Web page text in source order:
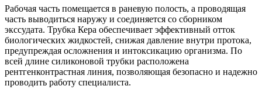
Рабочая часть помещается в раневую полость, а проводящая
часть выводиться наружу и соединяется со сборником
экссудата. Трубка Кера обеспечивает эффективный отток
биологических жидкостей, снижая давление внутри протока,
предупреждая осложнения и интоксикацию организма. По
всей длине силиконовой трубки расположена
рентгенконтрастная линия, позволяющая безопасно и надежно
проводить работу специалиста.